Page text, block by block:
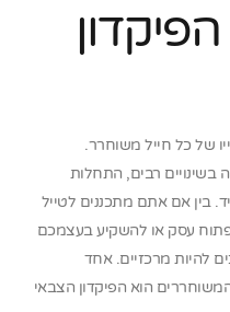
של כל חייל משוחרר.
רבים, התחלות
בין אם אתם מתכננים לטייל
עסק או להשקיע בעצמכם
להיות מרכזיים. אחד
הוא הפיקדון הצבאי